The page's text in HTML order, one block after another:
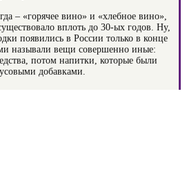
– «горячее вино» и «хлебное вино»,
вплоть до 30-ых годов. Ну,
появились в России только в конце
называли вещи совершенно иные:
потом напитки, которые были
добавками.